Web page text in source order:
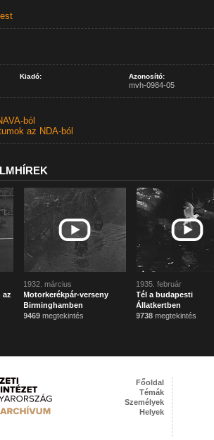
Kiadó: Azonosító:
mvh-0984-05
ból
az NDA-ból
az
1932. március
Motorkerékpár-verseny
Birminghamben
9469 megtekintés
1935. február
Tél a budapesti
Állatkertben
9738 megtekintés
Főoldal
Témák
Személyek
Helyek